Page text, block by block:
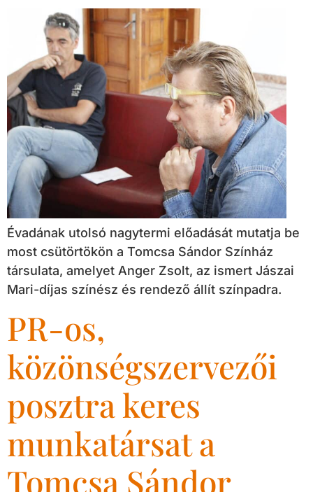
Évadának utolsó nagytermi előadását mutatja be
most csütörtökön a Tomcsa Sándor Színház
társulata, amelyet Anger Zsolt, az ismert Jászai
Mari-díjas színész és rendező állít színpadra.
PR-os,
közönségszervezői
posztra keres
munkatársat a
Tomcsa Sándor